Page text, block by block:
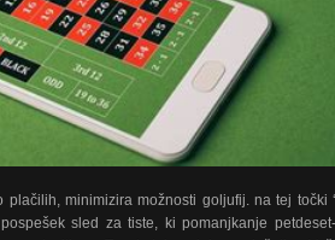
minimizira možnosti goljufij. na tej točki ‘
sled za tiste, ki pomanjkanje petdeset-